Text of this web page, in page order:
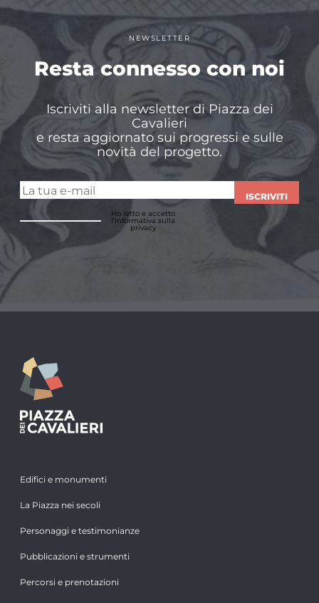
NEWSLETTER
Resta connesso con noi
Iscriviti alla newsletter di Piazza dei
Cavalieri
e resta aggiornato sui progressi e sulle
novità del progetto.
ISCRIVITI
Ho letto e accetto
l'informativa sulla
privacy
Edifici e monumenti
La Piazza nei secoli
Personaggi e testimonianze
Pubblicazioni e strumenti
Percorsi e prenotazioni